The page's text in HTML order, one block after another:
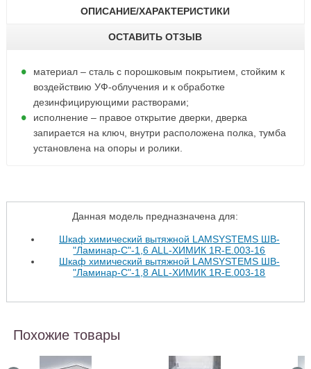
ОПИСАНИЕ/ХАРАКТЕРИСТИКИ
ОСТАВИТЬ ОТЗЫВ
материал – сталь с порошковым покрытием, стойким к
воздействию УФ-облучения и к обработке
дезинфицирующими растворами;
исполнение – правое открытие дверки, дверка
запирается на ключ, внутри расположена полка, тумба
установлена на опоры и ролики.
Данная модель предназначена для:
Шкаф химический вытяжной LAMSYSTEMS ШВ-
"Ламинар-С"-1,6 ALL-ХИМИК 1R-E.003-16
Шкаф химический вытяжной LAMSYSTEMS ШВ-
"Ламинар-С"-1,8 ALL-ХИМИК 1R-E.003-18
Похожие товары